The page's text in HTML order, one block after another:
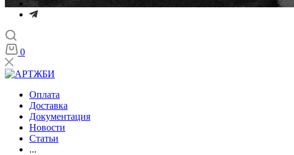
0
Оплата
Доставка
Документация
Новости
Статьи
...